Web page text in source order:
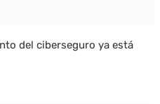
del ciberseguro ya está